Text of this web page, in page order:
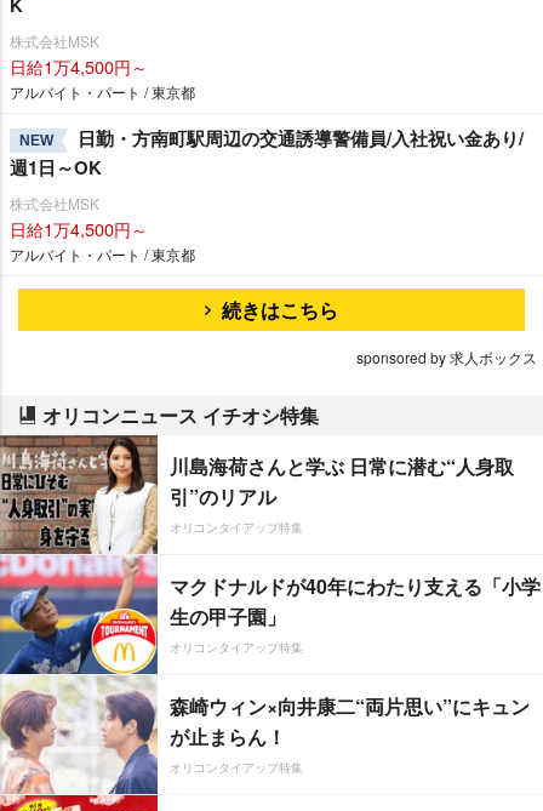
株式会社MSK
日給1万4,500円～
アルバイト・パート / 東京都
NEW
日勤・方南町駅周辺の交通誘導警備員/入社祝い金あり/
週1日～OK
株式会社MSK
日給1万4,500円～
アルバイト・パート / 東京都
続きはこちら
sponsored by 求人ボックス
オリコンニュース イチオシ特集
川島海荷さんと学ぶ 日常に潜む“人身取
引”のリアル
オリコンタイアップ特集
マクドナルドが40年にわたり支える「小学
生の甲子園」
オリコンタイアップ特集
森崎ウィン×向井康二“両片思い”にキュン
が止まらん！
オリコンタイアップ特集